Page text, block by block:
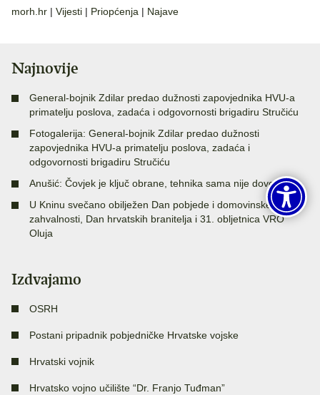
morh.hr | Vijesti | Priopćenja | Najave
Najnovije
General-bojnik Zdilar predao dužnosti zapovjednika HVU-a
primatelju poslova, zadaća i odgovornosti brigadiru Stručiću
Fotogalerija: General-bojnik Zdilar predao dužnosti
zapovjednika HVU-a primatelju poslova, zadaća i
odgovornosti brigadiru Stručiću
Anušić: Čovjek je ključ obrane, tehnika sama nije dovoljna
U Kninu svečano obilježen Dan pobjede i domovinske
zahvalnosti, Dan hrvatskih branitelja i 31. obljetnica VRO
Oluja
Izdvajamo
OSRH
Postani pripadnik pobjedničke Hrvatske vojske
Hrvatski vojnik
Hrvatsko vojno učilište “Dr. Franjo Tuđman”